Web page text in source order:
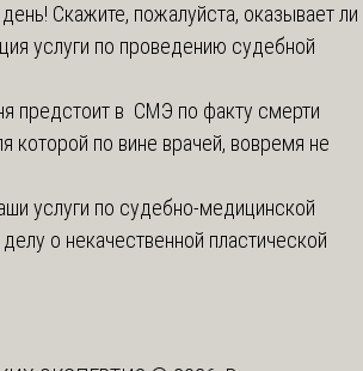
Скажите, пожалуйста, оказывает ли
услуги по проведению судебной
предстоит в СМЭ по факту смерти
которой по вине врачей, вовремя не
услуги по судебно-медицинской
о некачественной пластической